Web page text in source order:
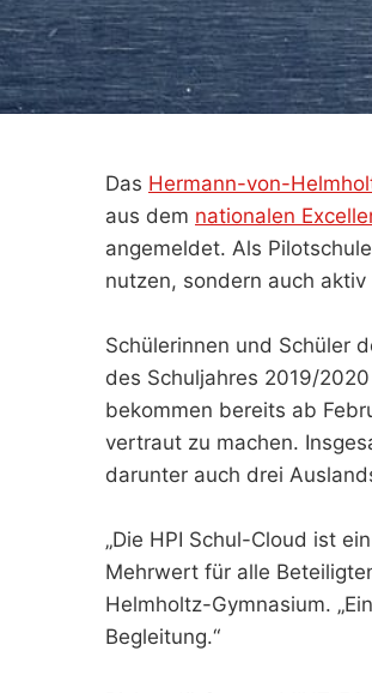
Das Hermann-von-
aus dem nationalen
angemeldet. Als
nutzen, sondern auch
Schülerinnen und Schüler
des Schuljahres 2019/
bekommen bereits ab
vertraut zu machen.
darunter auch drei
„Die HPI Schul-Cloud ist
Mehrwert für alle
Helmholtz-Gymnasium.
Begleitung.“